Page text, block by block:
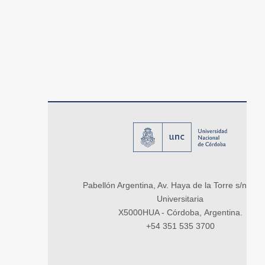
Pabellón Argentina, Av. Haya de la Torre s/n,
Universitaria
X5000HUA - Córdoba, Argentina.
+54 351 535 3700